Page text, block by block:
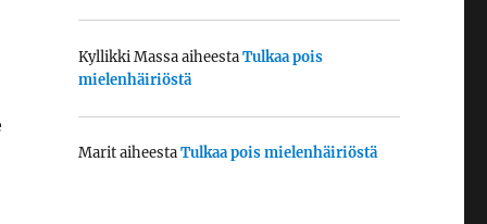
Kyllikki MassaaiheestaTulkaa pois
mielenhäiriöstä
MaritaiheestaTulkaa pois mielenhäiriöstä